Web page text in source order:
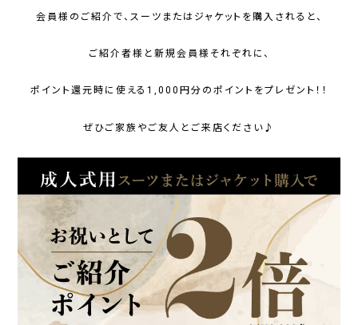
会員様のご紹介で、スーツまたはジャケットを購入されると、
ご紹介者様と新規会員様それぞれに、
ポイント還元時に使える1,000円分のポイントをプレゼント！！
ぜひご家族やご友人とご来店ください♪